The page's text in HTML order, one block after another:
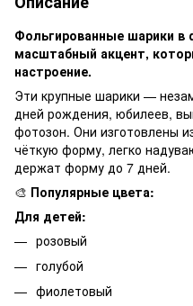
Фольгированные шарики
масштабный акцент,
настроение.
Эти крупные шарики —
дней рождения, юбилеев,
фотозон. Они изготовлены
чёткую форму, легко
держат форму до 7 дней.
🎨 Популярные цвета:
Для детей:
розовый
голубой
фиолетовый